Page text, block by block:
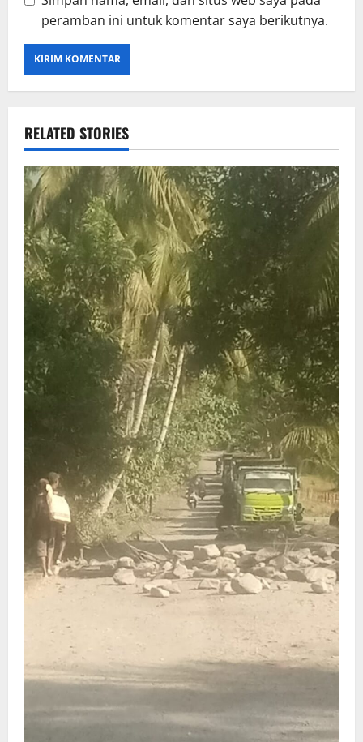
peramban ini untuk komentar saya berikutnya.
RELATED STORIES